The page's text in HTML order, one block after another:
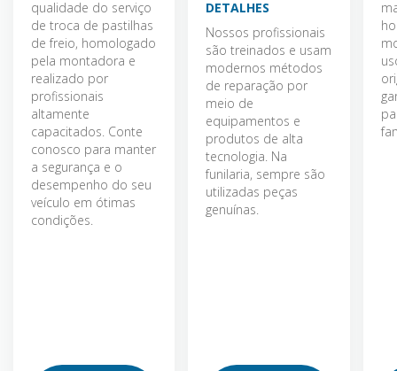
qualidade do serviço
de troca de pastilhas
de freio, homologado
pela montadora e
realizado por
profissionais
altamente
capacitados. Conte
conosco para manter
a segurança e o
desempenho do seu
veículo em ótimas
condições.
DETALHES
Nossos profissionais
são treinados e usam
modernos métodos
de reparação por
meio de
equipamentos e
produtos de alta
tecnologia. Na
funilaria, sempre são
utilizadas peças
genuínas.